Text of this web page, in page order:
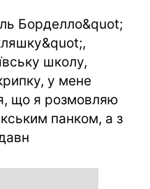
Борделло&quot;
школу,
у мене
що я розмовляю
панком, а з